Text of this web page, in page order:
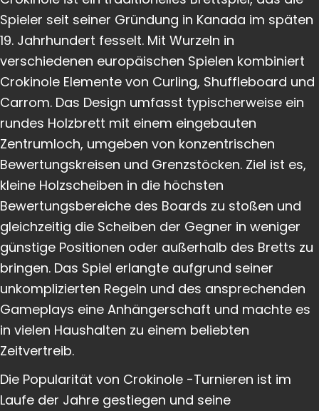
Spieler seit seiner Gründung in Kanada im späten
19. Jahrhundert fesselt. Mit Wurzeln in
verschiedenen europäischen Spielen kombiniert
Crokinole Elemente von Curling, Shuffleboard und
Carrom. Das Design umfasst typischerweise ein
rundes Holzbrett mit einem eingebauten
Zentrumloch, umgeben von konzentrischen
Bewertungskreisen und Grenzstöcken. Ziel ist es,
kleine Holzscheiben in die höchsten
Bewertungsbereiche des Boards zu stoßen und
gleichzeitig die Scheiben der Gegner in weniger
günstige Positionen oder außerhalb des Bretts zu
bringen. Das Spiel erlangte aufgrund seiner
unkomplizierten Regeln und des ansprechenden
Gameplays eine Anhängerschaft und machte es
in vielen Haushalten zu einem beliebten
Zeitvertreib.
Die Popularität von Crokinole -Turnieren ist im
Laufe der Jahre gestiegen und seine